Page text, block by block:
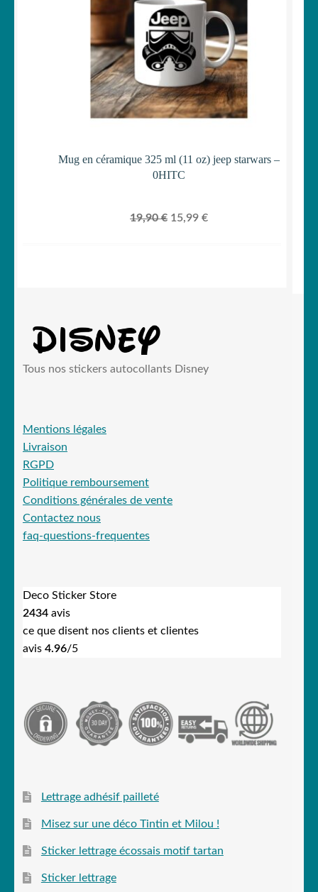
Mug en céramique 325 ml (11 oz) jeep starwars –
0HITC
19,90€ Le
15,99 €Le
Tous nos stickers autocollants Disney
Mentions légales
Livraison
RGPD
Politique remboursement
Conditions générales de vente
Contactez nous
faq-questions-frequentes
Deco Sticker Store
2434 avis
ce que disent nos clients et clientes
avis 4.96/5
Lettrage adhésif pailleté
Misez sur une déco Tintin et Milou !
Sticker lettrage écossais motif tartan
Sticker lettrage